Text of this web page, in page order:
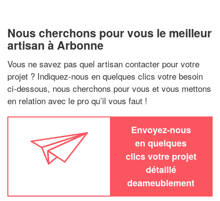
Nous cherchons pour vous le meilleur
artisan à Arbonne
Vous ne savez pas quel artisan contacter pour votre
projet ? Indiquez-nous en quelques clics votre besoin
ci-dessous, nous cherchons pour vous et vous mettons
en relation avec le pro qu’il vous faut !
Envoyez-nous
en quelques
clics votre projet
détaillé
deameublement